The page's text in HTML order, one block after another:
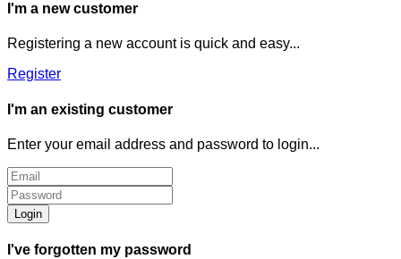
I'm a new customer
Registering a new account is quick and easy...
Register
I'm an existing customer
Enter your email address and password to login...
Login
I've forgotten my password